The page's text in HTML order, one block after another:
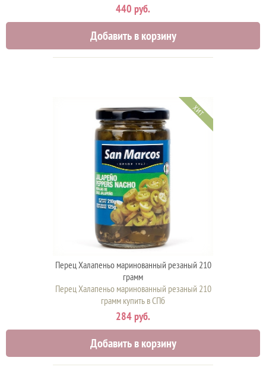
440 руб.
Добавить в корзину
ХИТ
Перец Халапеньо маринованный резаный 210
грамм
Перец Халапеньо маринованный резаный 210
грамм купить в СПб
284 руб.
Добавить в корзину